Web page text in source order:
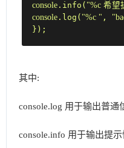
console.info( "%c 希望
console.log( "%c " ,
});
其中:
console.log 用于输出普通
console.info 用于输出提